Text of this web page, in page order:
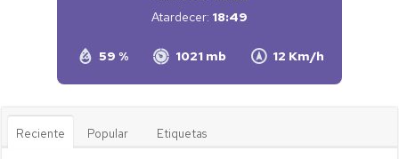
59 % 1021 mb 12 Km/h
Atardecer: 18:49
Reciente Popular Etiquetas